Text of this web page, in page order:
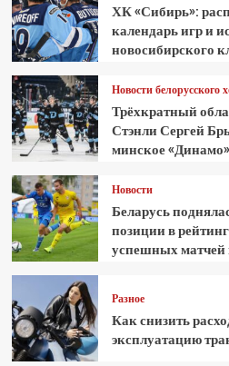
ХК «Сибирь»:
календарь игр и
новосибирского
Новости белорусского
Трёхкратный
Стэнли Сергей
минское «Динамо»
Новости
Беларусь
позиции в
успешных матчей
Разное
Как снизить
эксплуатацию